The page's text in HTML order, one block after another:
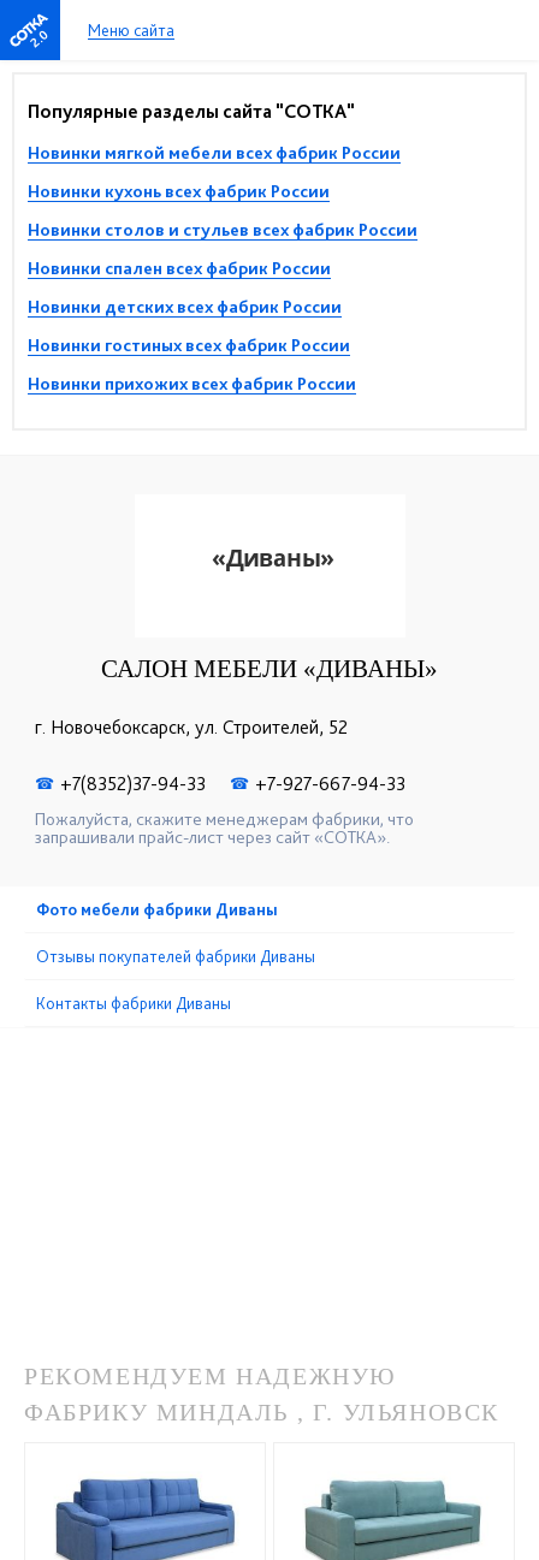
2.0 Меню сайта
Популярные разделы сайта "СОТКА"
Новинки мягкой мебели всех фабрик России
Новинки кухонь всех фабрик России
Новинки столов и стульев всех фабрик России
Новинки спален всех фабрик России
Новинки детских всех фабрик России
Новинки гостиных всех фабрик России
Новинки прихожих всех фабрик России
САЛОН МЕБЕЛИ «ДИВАНЫ»
г. Новочебоксарск, ул. Строителей, 52
☎ +7(8352)37-94-33 ☎ +7-927-667-94-33
Пожалуйста, скажите менеджерам фабрики, что
запрашивали прайс-лист через сайт «СОТКА».
Фото мебели фабрики Диваны
Отзывы покупателей фабрики Диваны
Контакты фабрики Диваны
РЕКОМЕНДУЕМ НАДЕЖНУЮ
ФАБРИКУ МИНДАЛЬ , Г. УЛЬЯНОВСК